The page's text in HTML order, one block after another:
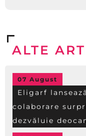
ALTE
07 August
Eligarf
colaborare
dezvăluie